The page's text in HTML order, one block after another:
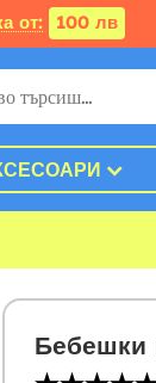
от: 100 лв
Бебешки